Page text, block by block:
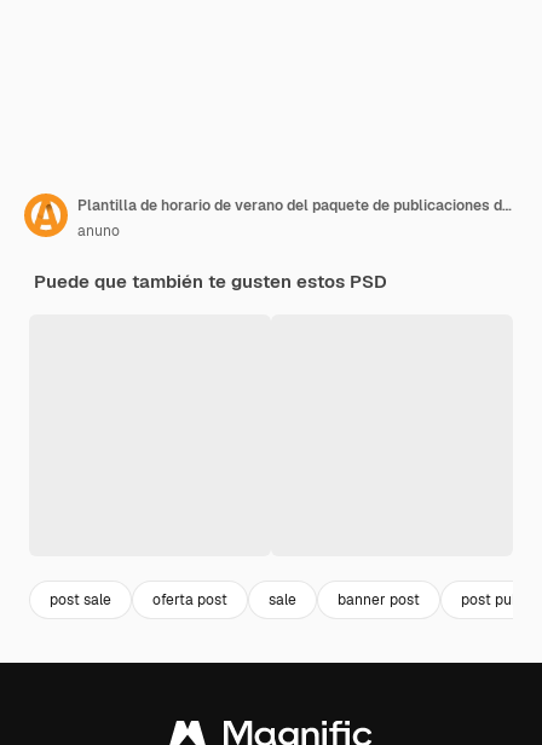
Plantilla de horario de verano del paquete de publicaciones de Instagram
anuno
Puede que también te gusten estos PSD
post sale oferta post sale banner post post